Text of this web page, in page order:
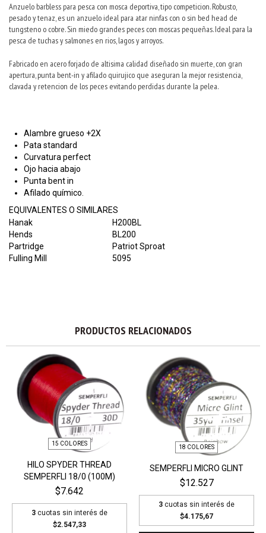
Anzuelo barbless para pesca con mosca deportiva, tipo competicion. Robusto,
pesado y tenaz, es un anzuelo ideal para atar ninfas con o sin bed head de
tungsteno o cobre. Sin miedo grandes peces con moscas pequeñas.Ideal para la
pesca de tuchas y salmones en rios, lagos y arroyos.
Fabricado en acero forjado de altisima calidad diseñado sin muerte, con gran
apertura, punta bent-in y afilado quirujico que aseguran la mejor resistencia,
clavada y retencion de los peces evitando perdidas durante la pelea.
Alambre grueso +2X
Pata standard
Curvatura perfect
Ojo hacia abajo
Punta bent in
Afilado químico.
EQUIVALENTES O SIMILARES
Hanak
H200BL
Hends
BL200
Partridge
Patriot Sproat
Fulling Mill
5095
PRODUCTOS RELACIONADOS
15 COLORES
HILO SPYDER THREAD
SEMPERFLI 18/0 (100M)
$7.642
3 cuotas sin interés de
$2.547,33
18 COLORES
SEMPERFLI MICRO GLINT
$12.527
3 cuotas sin interés de
$4.175,67